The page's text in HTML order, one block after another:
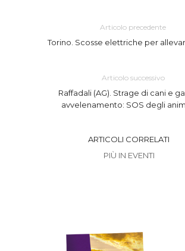
Articolo precedente
Torino. Scosse elettriche per
Articolo successivo
Raffadali (AG). Strage di cani e
avvelenamento: SOS degli
ARTICOLI CORRELATI
PIÙ IN EVENTI